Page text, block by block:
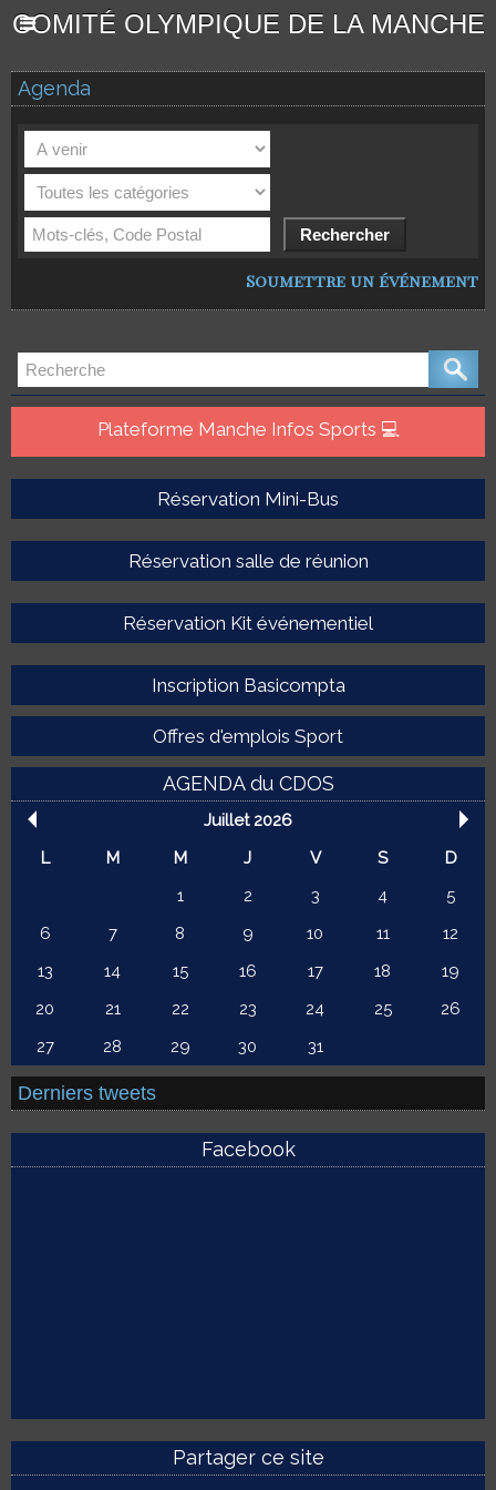
COMITÉ OLYMPIQUE DE LA MANCHE
Agenda
Soumettre un événement
Plateforme Manche Infos Sports 💻
Réservation Mini-Bus
Réservation salle de réunion
Réservation Kit événementiel
Inscription Basicompta
Offres d'emplois Sport
AGENDA du CDOS
Juillet 2026
L
M M J V S
D
1
2 3 4
5
6
7 8 9 10 11
12
13
14 15 16 17 18
19
20
21 22 23 24 25
26
27
28 29 30 31
Derniers tweets
Facebook
Partager ce site